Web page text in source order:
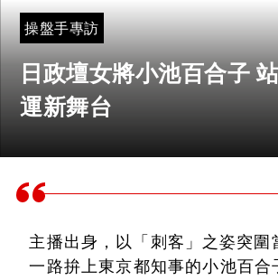
操盤手專訪
日政壇女將小池百合子
運新舞台
主播出身，以「刺客」之姿突圍
一路拚上東京都知事的小池百合